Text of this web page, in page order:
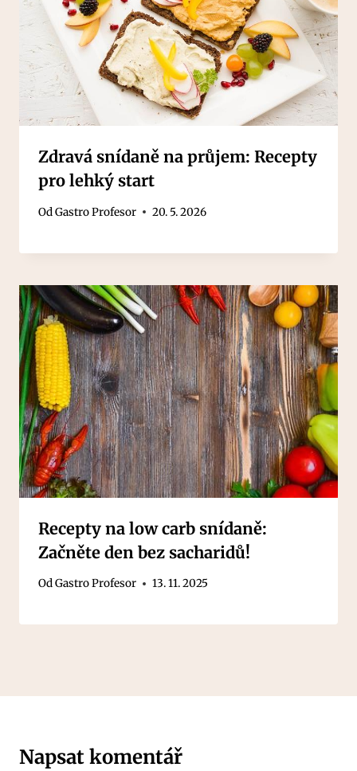
Zdravá snídaně na průjem: Recepty
pro lehký start
OdGastro Profesor 20. 5. 2026
Recepty na low carb snídaně:
Začněte den bez sacharidů!
OdGastro Profesor 13. 11. 2025
Napsat komentář